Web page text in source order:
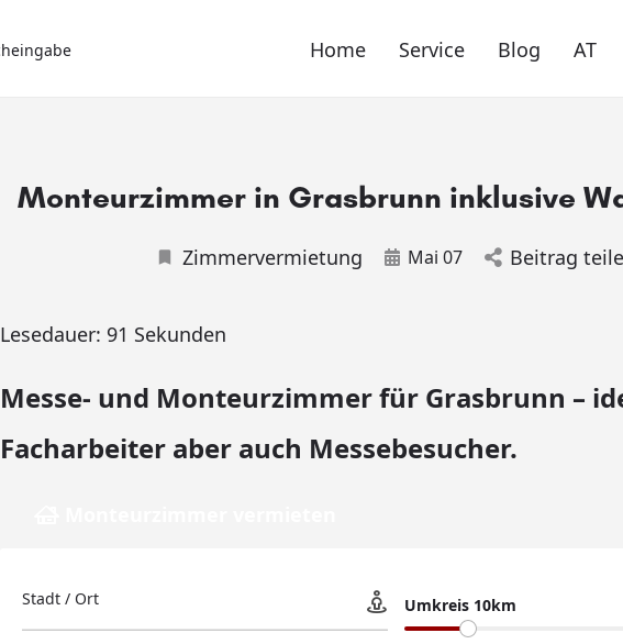
Home Service Blog AT
Monteurzimmer in Grasbrunn inklusive
Zimmervermietung Mai 07 Beitrag
Lesedauer: 91 Sekunden
Messe- und Monteurzimmer für Grasbrunn –
Facharbeiter aber auch Messebesucher.
Stadt / Ort Umkreis 10km